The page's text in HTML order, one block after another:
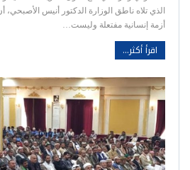
الذي تلاه ناطق الوزارة الدكتور أنيس الأصبحي،
أزمة إنسانية مفتعلة وليست…
اقرأ أكثر...